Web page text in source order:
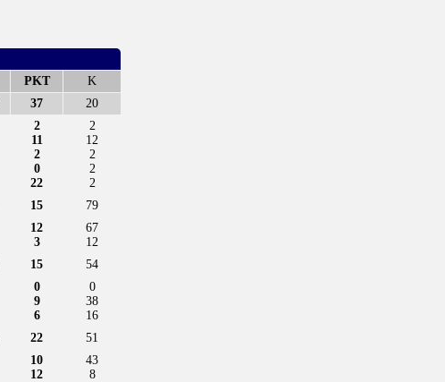
PKT
K
37
20
2
11
2
0
22
2
12
2
2
2
15
79
12
3
67
12
15
54
0
9
6
0
38
16
22
51
10
12
43
8